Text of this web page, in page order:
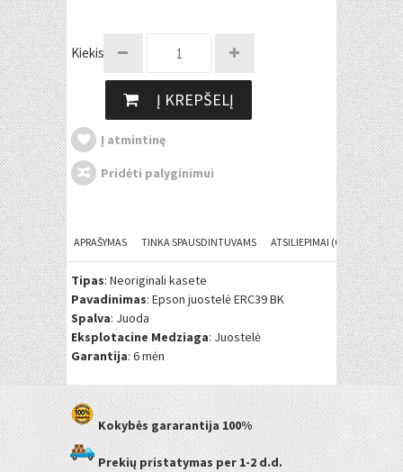
Kiekis:
Į KREPŠELĮ
Į atmintinę
Pridėti palyginimui
APRAŠYMAS TINKA SPAUSDINTUVAMS ATSILIEPIMAI (0)
Tipas: Neoriginali kasete
Pavadinimas: Epson juostelė ERC39 BK
Spalva: Juoda
Eksplotacine Medziaga: Juostelė
Garantija: 6 mėn
Kokybės gararantija 100%
Prekių pristatymas per 1-2 d.d.